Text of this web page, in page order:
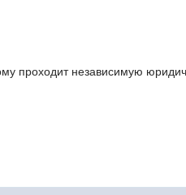
проходит независимую